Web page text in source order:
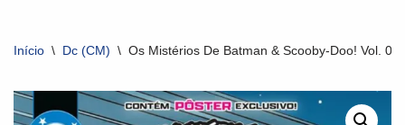
Início \ Dc (CM) \ Os Mistérios De Batman & Scooby-Doo! Vol. 06